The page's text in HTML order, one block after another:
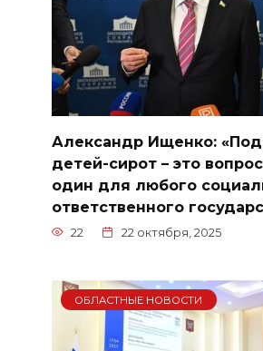
Александр Ищенко:
детей-сирот – это
один для любого
ответственного
22 22 октября, 2025
ОБЛАСТНЫЕ НОВОСТИ